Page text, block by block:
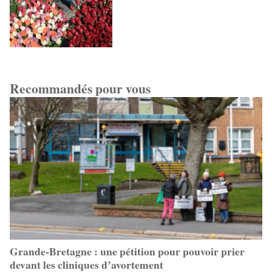
Recommandés pour vous
Grande-Bretagne : une pétition pour pouvoir prier
devant les cliniques d’avortement